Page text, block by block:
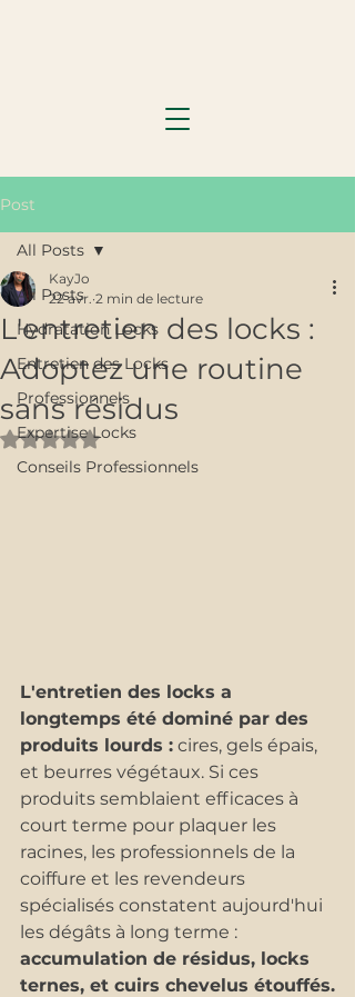
Post
All Posts
Hydratation Locks
Entretien des Locks
Professionnels
Expertise Locks
Conseils Professionnels
All Posts
L'entretien des locks :
Adoptez une routine
sans résidus
KayJo
22 avr. 2 min de lecture
Noté NaN étoiles sur 5.
L'entretien des locks a
longtemps été dominé par des
produits lourds : cires, gels épais,
et beurres végétaux. Si ces
produits semblaient efficaces à
court terme pour plaquer les
racines, les professionnels de la
coiffure et les revendeurs
spécialisés constatent aujourd'hui
les dégâts à long terme :
accumulation de résidus, locks
ternes, et cuirs chevelus étouffés.